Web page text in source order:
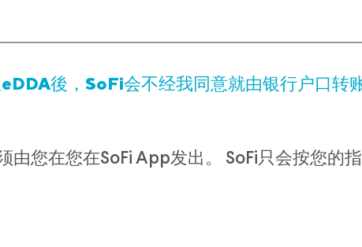
後，SoFi会不经我同意就由银行户口转
您在您在SoFi App发出。 SoFi只会按您的